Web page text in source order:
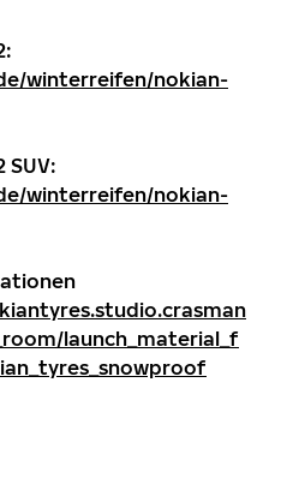
winterreifen/nokian-
SUV:
winterreifen/nokian-
launch_material_f